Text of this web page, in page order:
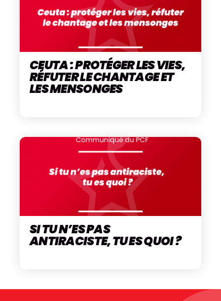
CEUTA : PROTÉGER LES VIES,
RÉFUTER LE CHANTAGE ET
LES MENSONGES
SI TU N’ES PAS
ANTIRACISTE, TU ES QUOI ?